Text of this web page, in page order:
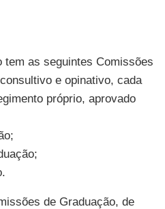
tem as seguintes Comissões
e opinativo, cada
próprio, aprovado
de Graduação, de